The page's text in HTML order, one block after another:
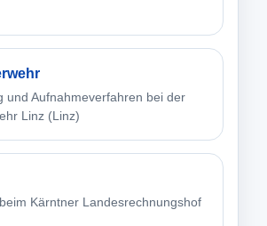
und Aufnahmeverfahren bei der
Linz (Linz)
Kärntner Landesrechnungshof